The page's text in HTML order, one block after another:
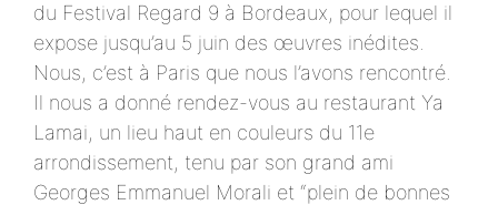
du Festival Regard 9 à Bordeaux, pour lequel il
expose jusqu’au 5 juin des œuvres inédites.
Nous, c’est à Paris que nous l’avons rencontré.
Il nous a donné rendez-vous au restaurant Ya
Lamai, un lieu haut en couleurs du 11e
arrondissement, tenu par son grand ami
Georges Emmanuel Morali et “plein de bonnes